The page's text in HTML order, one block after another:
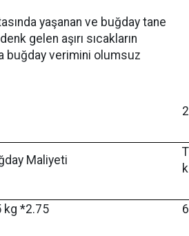
yaşanan ve buğday tane
gelen aşırı sıcakların
buğday verimini olumsuz
Maliyeti
kg *2.75